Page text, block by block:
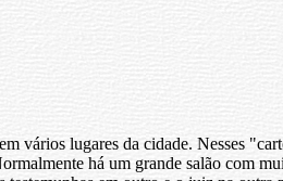
vários lugares da cidade. Nesses
há um grande salão com